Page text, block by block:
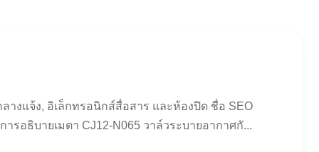
างแจ้ง, อิเล็กทรอนิกส์สื่อสาร และห้องปิด ชื่อ SEO
รอธิบายเมตา CJ12-N065 วาล์วระบายอากาศกั...